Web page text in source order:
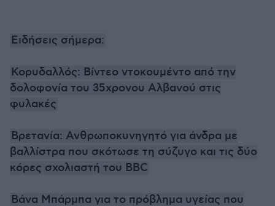
Ειδήσεις σήμερα:
Κορυδαλλός: Βίντεο ντοκουμέντο από την
δολοφονία του 35χρονου Αλβανού στις
φυλακές
Βρετανία: Ανθρωποκυνηγητό για άνδρα με
βαλλίστρα που σκότωσε τη σύζυγο και τις δύο
κόρες σχολιαστή του BBC
Βάνα Μπάρμπα για το πρόβλημα υγείας που